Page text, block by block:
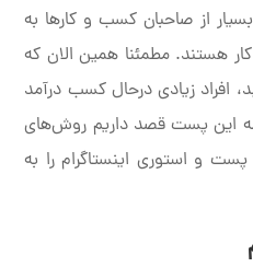
از صاحبان کسب و کارها به
هستند. مطمئنا همین الان که
افراد زیادی درحال کسب درآمد
این پست قصد داریم روش‌های
و استوری اینستاگرام را به